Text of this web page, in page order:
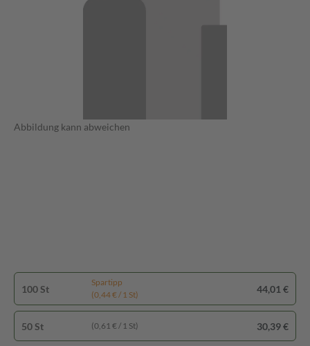
Abbildung kann abweichen
100 St
Spartipp
(0,44 € / 1 St)
44,01 €
50 St (0,61 € / 1 St) 30,39 €